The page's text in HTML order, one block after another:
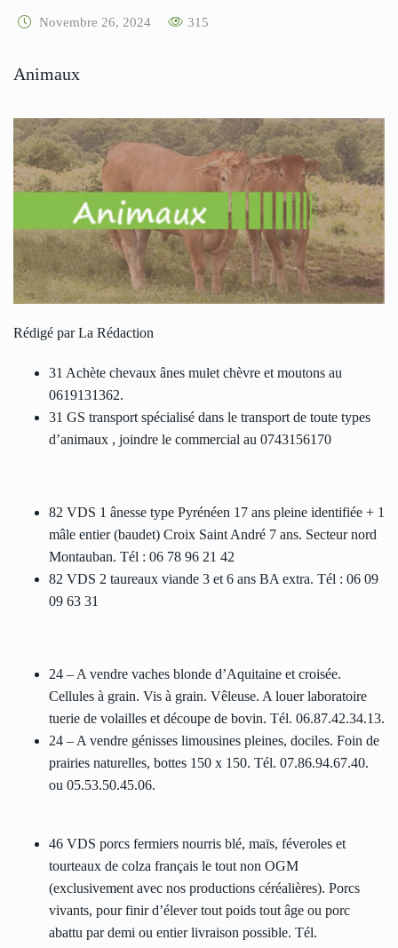
Novembre 26, 2024 315
Animaux
Rédigé par La Rédaction
31 Achète chevaux ânes mulet chèvre et moutons au
0619131362.
31 GS transport spécialisé dans le transport de toute types
d’animaux , joindre le commercial au 0743156170
82 VDS 1 ânesse type Pyrénéen 17 ans pleine identifiée + 1
mâle entier (baudet) Croix Saint André 7 ans. Secteur nord
Montauban. Tél : 06 78 96 21 42
82 VDS 2 taureaux viande 3 et 6 ans BA extra. Tél : 06 09
09 63 31
24 – A vendre vaches blonde d’Aquitaine et croisée.
Cellules à grain. Vis à grain. Vêleuse. A louer laboratoire
tuerie de volailles et découpe de bovin. Tél. 06.87.42.34.13.
24 – A vendre génisses limousines pleines, dociles. Foin de
prairies naturelles, bottes 150 x 150. Tél. 07.86.94.67.40.
ou 05.53.50.45.06.
46 VDS porcs fermiers nourris blé, maïs, féveroles et
tourteaux de colza français le tout non OGM
(exclusivement avec nos productions céréalières). Porcs
vivants, pour finir d’élever tout poids tout âge ou porc
abattu par demi ou entier livraison possible. Tél.